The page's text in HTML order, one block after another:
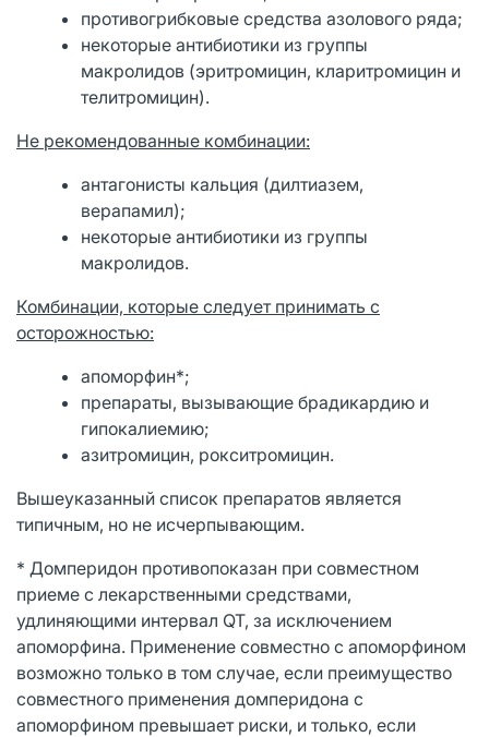
противогрибковые средства азолового ряда;
некоторые антибиотики из группы
макролидов (эритромицин, кларитромицин и
телитромицин).
Не рекомендованные комбинации:
антагонисты кальция (дилтиазем,
верапамил);
некоторые антибиотики из группы
макролидов.
Комбинации, которые следует принимать с
осторожностью:
апоморфин*;
препараты, вызывающие брадикардию и
гипокалиемию;
азитромицин, рокситромицин.
Вышеуказанный список препаратов является
типичным, но не исчерпывающим.
* Домперидон противопоказан при совместном
приеме с лекарственными средствами,
удлиняющими интервал QT, за исключением
апоморфина. Применение совместно с апоморфином
возможно только в том случае, если преимущество
совместного применения домперидона с
апоморфином превышает риски, и только, если